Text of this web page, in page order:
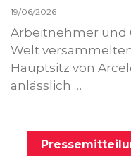
19/06/2026
Arbeitnehmer und
Welt
Hauptsitz von
anlässlich …